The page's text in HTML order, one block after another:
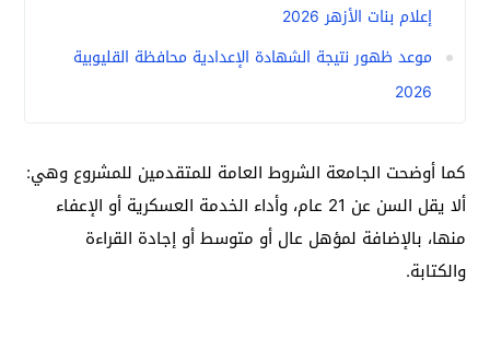
إعلام بنات الأزهر 2026
موعد ظهور نتيجة الشهادة الإعدادية محافظة القليوبية
2026
كما أوضحت الجامعة الشروط العامة للمتقدمين للمشروع وهي:
ألا يقل السن عن 21 عام، وأداء الخدمة العسكرية أو الإعفاء
منها، بالإضافة لمؤهل عال أو متوسط أو إجادة القراءة
والكتابة.